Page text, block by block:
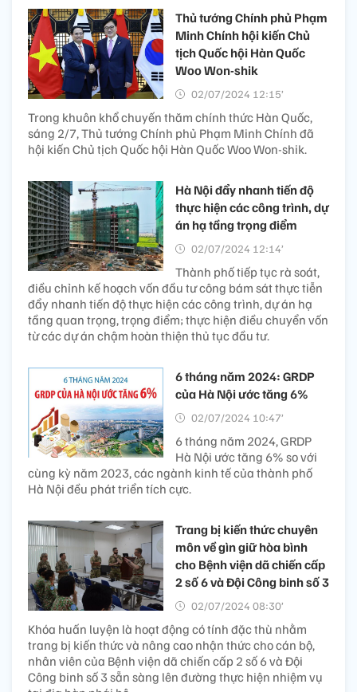
Thủ tướng Chính phủ Phạm
Minh Chính hội kiến Chủ
tịch Quốc hội Hàn Quốc
Woo Won-shik
02/07/2024 12:15’
Trong khuôn khổ chuyến thăm chính thức Hàn Quốc,
sáng 2/7, Thủ tướng Chính phủ Phạm Minh Chính đã
hội kiến Chủ tịch Quốc hội Hàn Quốc Woo Won-shik.
Hà Nội đẩy nhanh tiến độ
thực hiện các công trình, dự
án hạ tầng trọng điểm
02/07/2024 12:14’
Thành phố tiếp tục rà soát,
điều chỉnh kế hoạch vốn đầu tư công bám sát thực tiễn
đẩy nhanh tiến độ thực hiện các công trình, dự án hạ
tầng quan trọng, trọng điểm; thực hiện điều chuyển vốn
từ các dự án chậm hoàn thiện thủ tục đầu tư.
6 tháng năm 2024: GRDP
của Hà Nội ước tăng 6%
02/07/2024 10:47’
6 tháng năm 2024, GRDP
Hà Nội ước tăng 6% so với
cùng kỳ năm 2023, các ngành kinh tế của thành phố
Hà Nội đều phát triển tích cực.
Trang bị kiến thức chuyên
môn về gìn giữ hòa bình
cho Bệnh viện dã chiến cấp
2 số 6 và Đội Công binh số 3
02/07/2024 08:30’
Khóa huấn luyện là hoạt động có tính đặc thù nhằm
trang bị kiến thức và nâng cao nhận thức cho cán bộ,
nhân viên của Bệnh viện dã chiến cấp 2 số 6 và Đội
Công binh số 3 sẵn sàng lên đường thực hiện nhiệm vụ